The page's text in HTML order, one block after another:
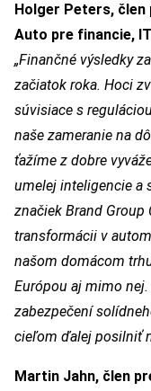
Holger Peters,
Auto pre financie,
„Finančné výsledky
začiatok roka. Hoci
súvisiace s
naše zameranie na
ťažíme z dobre
umelej inteligencie a
značiek Brand Group
transformácii v
našom domácom
Európou aj mimo
zabezpečení
cieľom ďalej posilniť
Martin Jahn, člen